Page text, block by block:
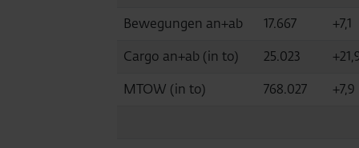
Bewegungen an+ab 17.667 +7,1
Cargo an+ab (in to)
25.023
MTOW (in to)
768.027 +7,9